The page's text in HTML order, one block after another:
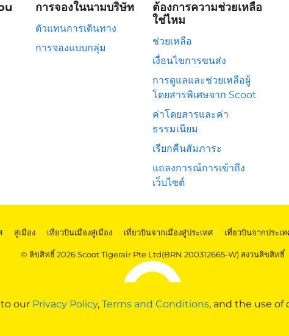
our Privacy Policy, Terms and Conditions, and the use of
การจองในนามบริษัท
ตัวแทนการเดินทาง
การจองแบบกลุ่ม
ต้องการความช่วยเหลือ
ใช่ไหม
ช่วยเหลือ
เงื่อนไขการขนส่ง
การดูแลและช่วยเหลือผู้
โดยสารพิเศษจาก Scoot
ค่าโดยสารและค่า
ธรรมเนียม
เรียกคืนสัมภาระ
แถลงการณ์การเข้าถึง
เว็บไซต์
| สู่เมือง | เที่ยวบินเมืองสู่เมือง | เที่ยวบินจากเมืองสู่ประเทศ | เที่ยวบินจากประเท
© ลิขสิทธิ์ 2026 Scoot Tigerair Pte Ltd(BRN 200312665-W) สงวนลิขสิทธิ์